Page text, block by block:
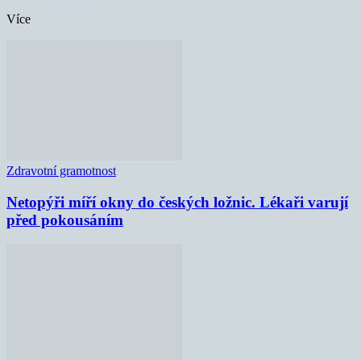
Více
Zdravotní gramotnost
Netopýři míří okny do českých ložnic. Lékaři varují
před pokousáním